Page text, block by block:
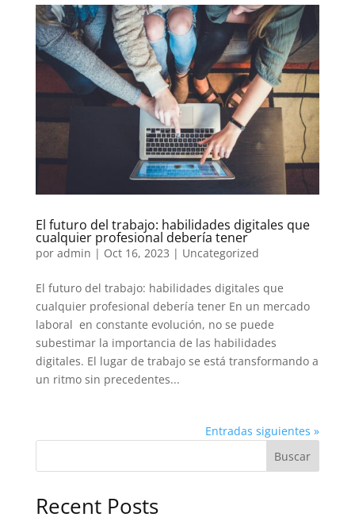
El futuro del trabajo: habilidades digitales que
cualquier profesional debería tener
por admin | Oct 16, 2023 | Uncategorized
El futuro del trabajo: habilidades digitales que
cualquier profesional debería tener En un mercado
laboral en constante evolución, no se puede
subestimar la importancia de las habilidades
digitales. El lugar de trabajo se está transformando a
un ritmo sin precedentes...
Entradas siguientes »
Buscar
Recent Posts